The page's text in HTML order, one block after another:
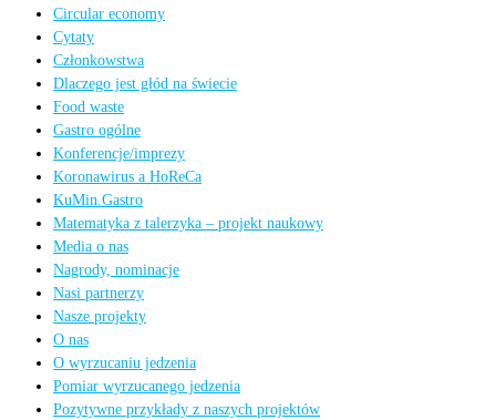
Circular economy
Cytaty
Członkowstwa
Dlaczego jest głód na świecie
Food waste
Gastro ogólne
Konferencje/imprezy
Koronawirus a HoReCa
KuMin.Gastro
Matematyka z talerzyka – projekt naukowy
Media o nas
Nagrody, nominacje
Nasi partnerzy
Nasze projekty
O nas
O wyrzucaniu jedzenia
Pomiar wyrzucanego jedzenia
Pozytywne przykłady z naszych projektów